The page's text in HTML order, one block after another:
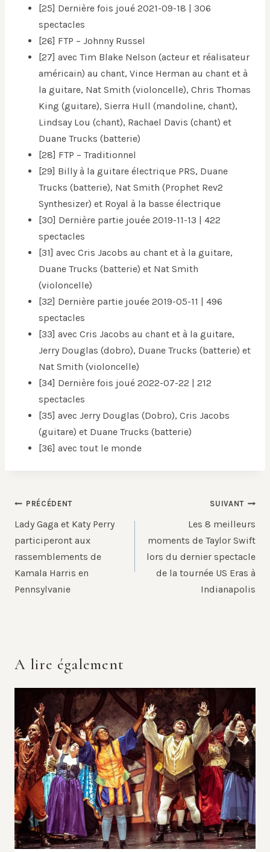
[25] Dernière fois joué 2021-09-18 | 306
spectacles
[26] FTP – Johnny Russel
[27] avec Tim Blake Nelson (acteur et réalisateur
américain) au chant, Vince Herman au chant et à
la guitare, Nat Smith (violoncelle), Chris Thomas
King (guitare), Sierra Hull (mandoline, chant),
Lindsay Lou (chant), Rachael Davis (chant) et
Duane Trucks (batterie)
[28] FTP – Traditionnel
[29] Billy à la guitare électrique PRS, Duane
Trucks (batterie), Nat Smith (Prophet Rev2
Synthesizer) et Royal à la basse électrique
[30] Dernière partie jouée 2019-11-13 | 422
spectacles
[31] avec Cris Jacobs au chant et à la guitare,
Duane Trucks (batterie) et Nat Smith
(violoncelle)
[32] Dernière partie jouée 2019-05-11 | 496
spectacles
[33] avec Cris Jacobs au chant et à la guitare,
Jerry Douglas (dobro), Duane Trucks (batterie) et
Nat Smith (violoncelle)
[34] Dernière fois joué 2022-07-22 | 212
spectacles
[35] avec Jerry Douglas (Dobro), Cris Jacobs
(guitare) et Duane Trucks (batterie)
[36] avec tout le monde
Navigation
de
l’article
PRÉCÉDENT
Lady Gaga et Katy Perry
participeront aux
rassemblements de
Kamala Harris en
Pennsylvanie
SUIVANT
Les 8 meilleurs
moments de Taylor Swift
lors du dernier spectacle
de la tournée US Eras à
Indianapolis
A lire également